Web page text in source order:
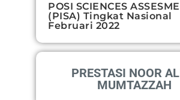
POSI SCIENCES
(PISA) Tingkat Nasional
Februari 2022
PRESTASI NOOR
MUMTAZZAH